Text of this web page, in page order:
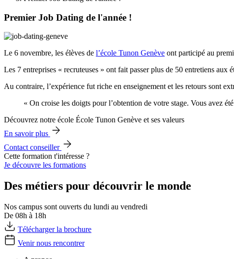
Premier Job Dating de l'année !
Le 6 novembre, les élèves de l’école Tunon Genève ont participé au
Les 7 entreprises « recruteuses » ont fait passer plus de 50 entretiens
Au contraire, l’expérience fut riche en enseignement et les retours sont
« On croise les doigts pour l’obtention de votre stage. Vous avez
Découvrez notre école École Tunon Genève et ses valeurs
En savoir plus
Contact conseiller
Cette formation t'intéresse ?
Je découvre les formations
Des métiers pour découvrir le monde
Nos campus sont ouverts du lundi au vendredi
De 08h à 18h
Télécharger la brochure
Venir nous rencontrer